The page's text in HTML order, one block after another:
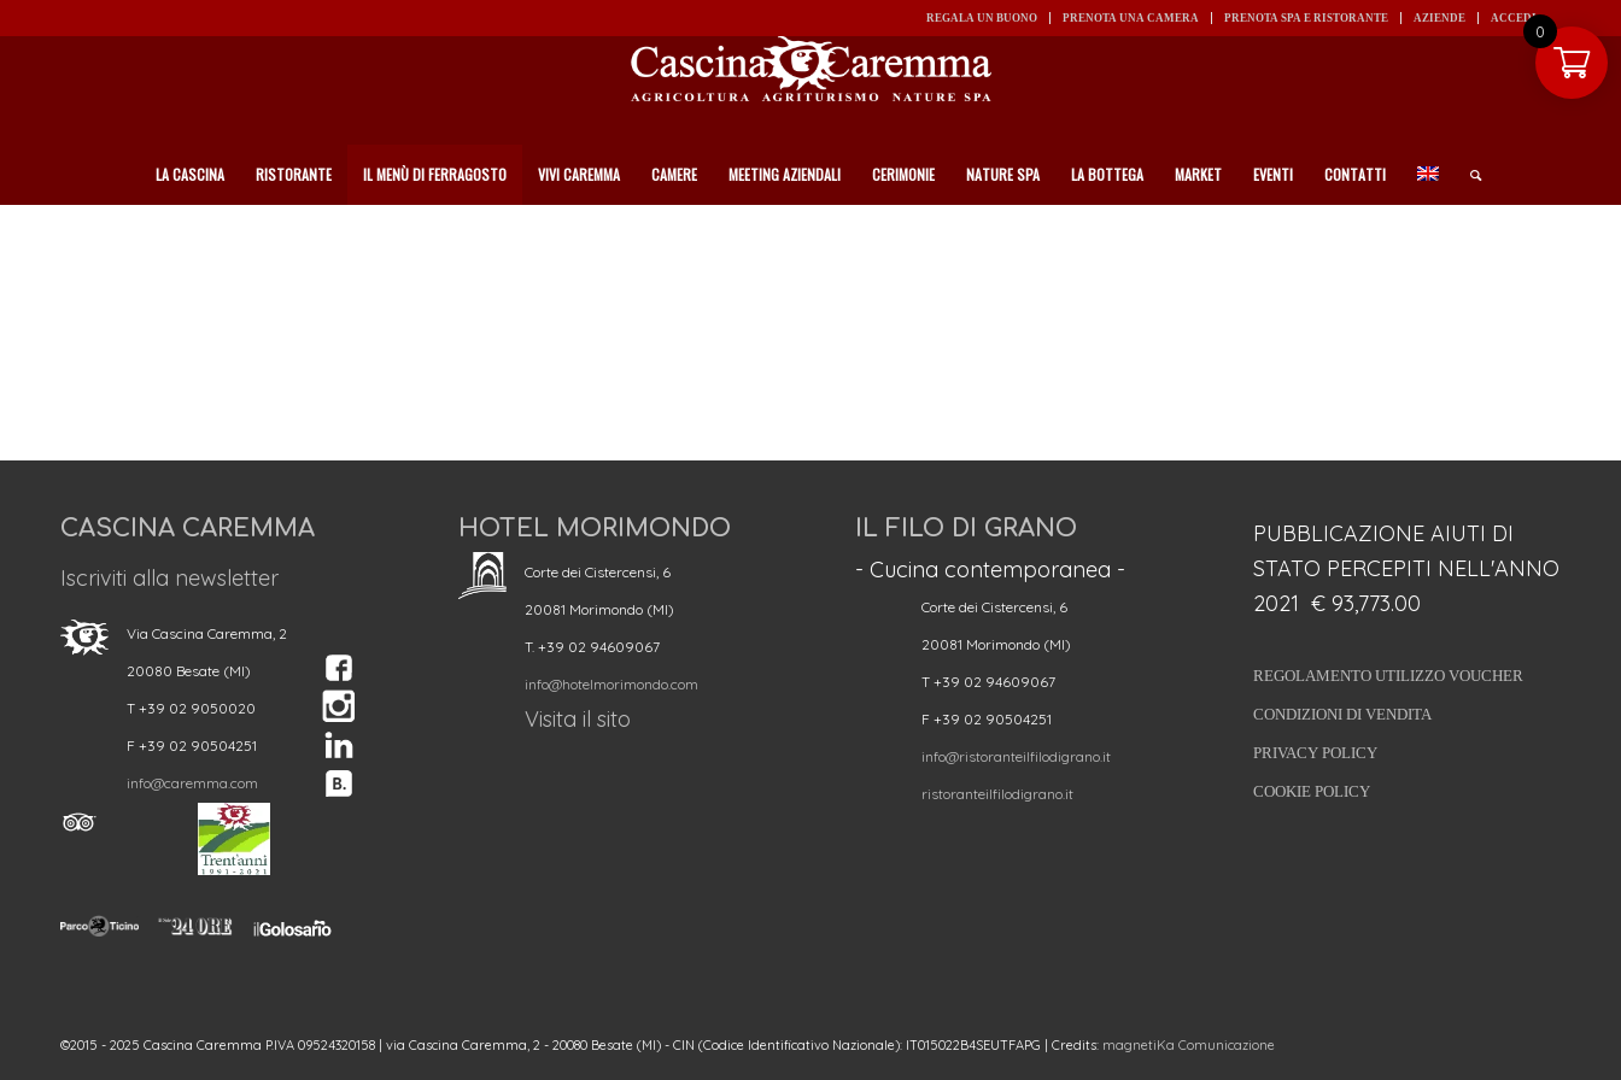
0
REGALA UN BUONO PRENOTA UNA CAMERA PRENOTA SPA E RISTORANTE AZIENDE ACCEDI
LA CASCINA RISTORANTE IL MENÙ DI FERRAGOSTO VIVI CAREMMA CAMERE MEETING AZIENDALI CERIMONIE NATURE SPA LA BOTTEGA MARKET EVENTI CONTATTI
CASCINA CAREMMA
Iscriviti alla newsletter
Via Cascina Caremma, 2
20080 Besate (MI)
T +39 02 9050020
F +39 02 90504251
info@caremma.com
HOTEL MORIMONDO
Corte dei Cistercensi, 6
20081 Morimondo (MI)
T. +39 02 94609067
info@hotelmorimondo.com
Visita il sito
IL FILO DI GRANO
- Cucina contemporanea -
Corte dei Cistercensi, 6
20081 Morimondo (MI)
T +39 02 94609067
F +39 02 90504251
info@ristoranteilfilodigrano.it
ristoranteilfilodigrano.it
PUBBLICAZIONE AIUTI DI
STATO PERCEPITI NELL'ANNO
2021 € 93,773.00
REGOLAMENTO UTILIZZO VOUCHER
CONDIZIONI DI VENDITA
PRIVACY POLICY
COOKIE POLICY
©2015 - 2025 Cascina Caremma P.IVA 09524320158 | via Cascina Caremma, 2 - 20080 Besate (MI) - CIN (Codice Identificativo Nazionale): IT015022B4SEUTFAPG | Credits: magnetiKa Comunicazione